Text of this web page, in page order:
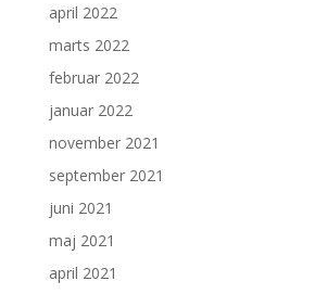
april 2022
marts 2022
februar 2022
januar 2022
november 2021
september 2021
juni 2021
maj 2021
april 2021